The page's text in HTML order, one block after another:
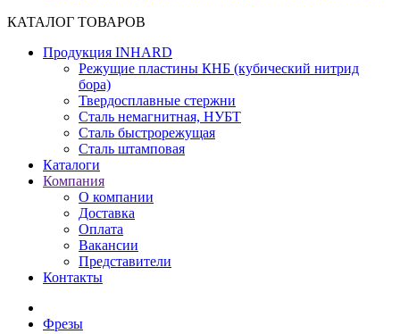
КАТАЛОГ ТОВАРОВ
Продукция INHARD
Режущие пластины КНБ (кубический нитрид
бора)
Твердосплавные стержни
Сталь немагнитная, НУБТ
Сталь быстрорежущая
Сталь штамповая
Каталоги
Компания
О компании
Доставка
Оплата
Вакансии
Представители
Контакты
Фрезы